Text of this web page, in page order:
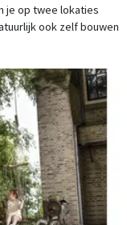
je op twee lokaties
ook zelf bouwen